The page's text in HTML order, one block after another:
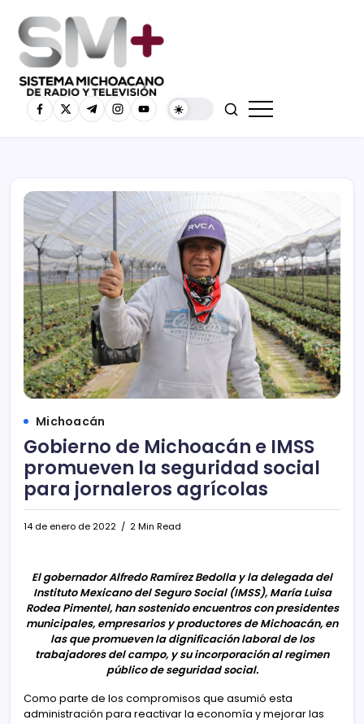
Michoacán
Gobierno de Michoacán e IMSS
promueven la seguridad social
para jornaleros agrícolas
14 de enero de 2022 2 Min Read
El gobernador Alfredo Ramírez Bedolla y la delegada del
Instituto Mexicano del Seguro Social (IMSS), María Luisa
Rodea Pimentel, han sostenido encuentros con presidentes
municipales, empresarios y productores de Michoacán, en
las que promueven la dignificación laboral de los
trabajadores del campo, y su incorporación al regimen
público de seguridad social.
Como parte de los compromisos que asumió esta
administración para reactivar la economía y mejorar las